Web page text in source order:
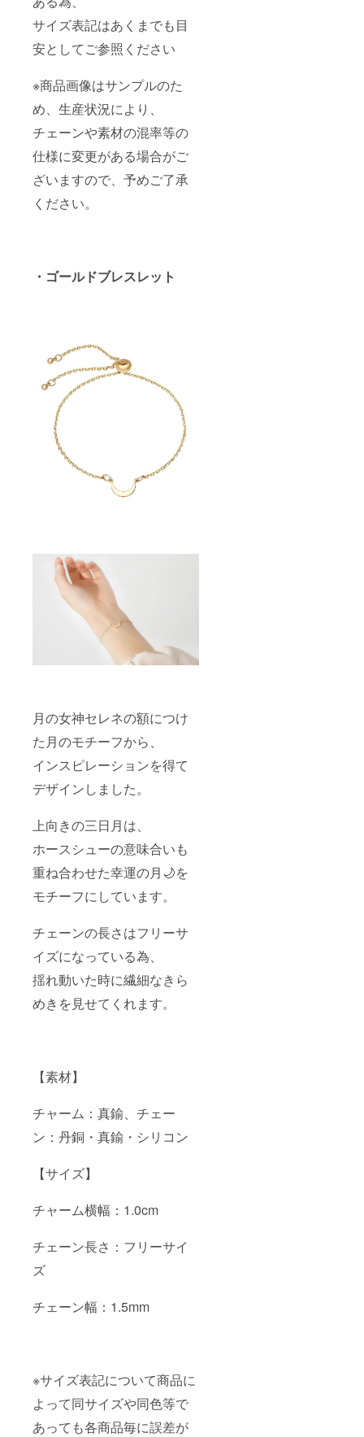
サイズ表記はあくまでも目
安としてご参照ください
※商品画像はサンプルのた
め、生産状況により、
チェーンや素材の混率等の
仕様に変更がある場合がご
ざいますので、予めご了承
ください。
・ゴールドブレスレット
月の女神セレネの額につけ
た月のモチーフから、
インスピレーションを得て
デザインしました。
上向きの三日月は、
ホースシューの意味合いも
重ね合わせた幸運の月🌙を
モチーフにしています。
チェーンの長さはフリーサ
イズになっている為、
揺れ動いた時に繊細なきら
めきを見せてくれます。
【素材】
チャーム：真鍮、チェー
ン：丹銅・真鍮・シリコン
【サイズ】
チャーム横幅：1.0cm
チェーン長さ：フリーサイ
ズ
チェーン幅：1.5mm
※サイズ表記について商品に
よって同サイズや同色等で
あっても各商品毎に誤差が